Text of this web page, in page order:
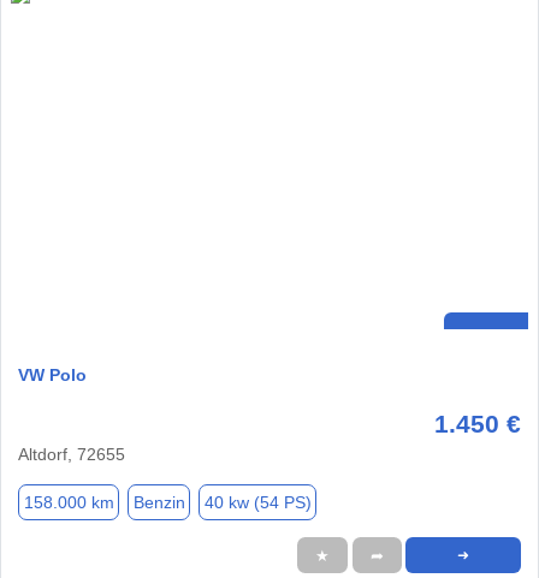
VW Polo
1.450 €
Altdorf, 72655
158.000 km Benzin 40 kw (54 PS)
★ ➦ ➜